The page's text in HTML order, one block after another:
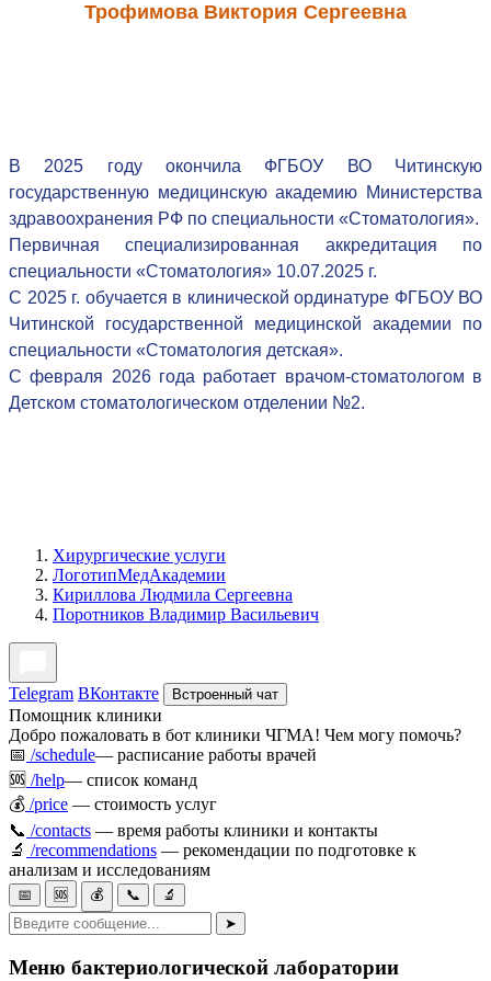
Трофимова Виктория Сергеевна
В 2025 году окончила ФГБОУ ВО Читинскую
государственную медицинскую академию Министерства
здравоохранения РФ по специальности «Стоматология».
Первичная специализированная аккредитация по
специальности «Стоматология» 10.07.2025 г.
С 2025 г. обучается в клинической ординатуре ФГБОУ ВО
Читинской государственной медицинской академии по
специальности «Стоматология детская».
С февраля 2026 года работает врачом-стоматологом в
Детском стоматологическом отделении №2.
Хирургические услуги
ЛоготипМедАкадемии
Кириллова Людмила Сергеевна
Поротников Владимир Васильевич
Telegram ВКонтакте Встроенный чат
Помощник клиники
Добро пожаловать в бот клиники ЧГМА! Чем могу помочь?
📅 /schedule— расписание работы врачей
🆘 /help— список команд
💰 /price — стоимость услуг
📞 /contacts — время работы клиники и контакты
🔬 /recommendations — рекомендации по подготовке к
анализам и исследованиям
📅 🆘 💰 📞
🔬
➤
Меню бактериологической лаборатории